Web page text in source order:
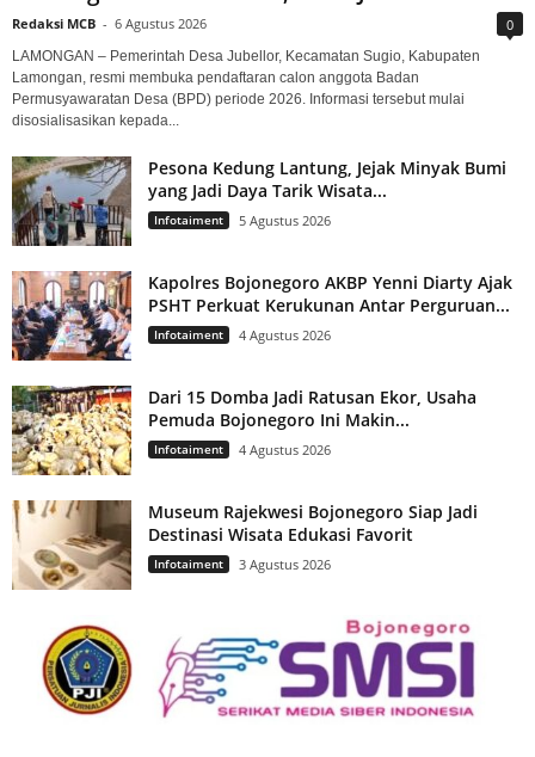
Redaksi MCB - 6 Agustus 2026 0
LAMONGAN – Pemerintah Desa Jubellor, Kecamatan Sugio, Kabupaten
Lamongan, resmi membuka pendaftaran calon anggota Badan
Permusyawaratan Desa (BPD) periode 2026. Informasi tersebut mulai
disosialisasikan kepada...
Pesona Kedung Lantung, Jejak Minyak Bumi
yang Jadi Daya Tarik Wisata...
Infotaiment 5 Agustus 2026
Kapolres Bojonegoro AKBP Yenni Diarty Ajak
PSHT Perkuat Kerukunan Antar Perguruan...
Infotaiment 4 Agustus 2026
Dari 15 Domba Jadi Ratusan Ekor, Usaha
Pemuda Bojonegoro Ini Makin...
Infotaiment 4 Agustus 2026
Museum Rajekwesi Bojonegoro Siap Jadi
Destinasi Wisata Edukasi Favorit
Infotaiment 3 Agustus 2026